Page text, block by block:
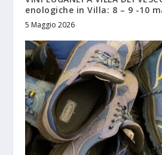
enologiche in Villa: 8 – 9 -10
5 Maggio 2026